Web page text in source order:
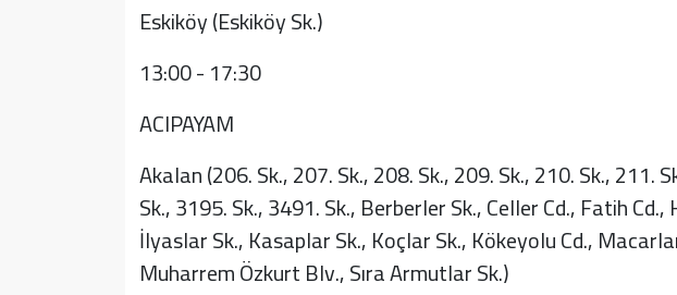
Eskiköy (Eskiköy Sk.)
13:00 - 17:30
ACIPAYAM
Akalan (206. Sk., 207. Sk., 208. Sk., 209. Sk., 210. Sk., 211.
Sk., 3195. Sk., 3491. Sk., Berberler Sk., Celler Cd., Fatih
İlyaslar Sk., Kasaplar Sk., Koçlar Sk., Kökeyolu Cd.,
Muharrem Özkurt Blv., Sıra Armutlar Sk.)